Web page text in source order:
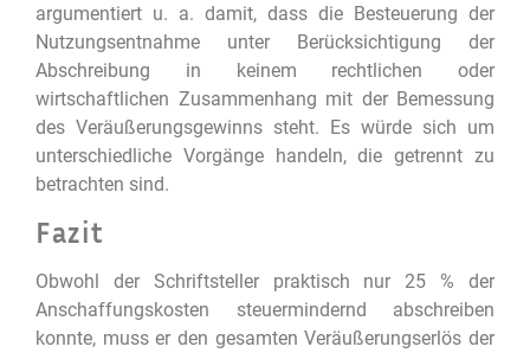
argumentiert u. a. damit, dass die Besteuerung der
Nutzungsentnahme unter Berücksichtigung der
Abschreibung in keinem rechtlichen oder
wirtschaftlichen Zusammenhang mit der Bemessung
des Veräußerungsgewinns steht. Es würde sich um
unterschiedliche Vorgänge handeln, die getrennt zu
betrachten sind.
Fazit
Obwohl der Schriftsteller praktisch nur 25 % der
Anschaffungskosten steuermindernd abschreiben
konnte, muss er den gesamten Veräußerungserlös der